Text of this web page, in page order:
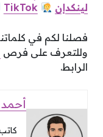
لينكدإن
TikTok
فصلنا لكم في
وللتعرف على فرص
الرابط.